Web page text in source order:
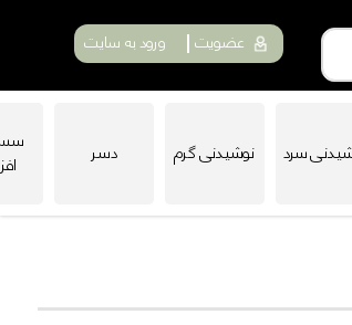
عضویت ورود به سایت
سرد نوشیدنی گرم دسر